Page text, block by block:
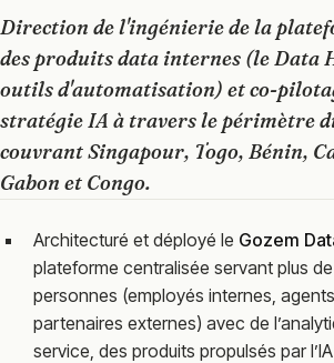
Direction de l'ingénierie de la
des produits data internes (le Data
outils d'automatisation) et co-
stratégie IA à travers le périmètre
couvrant Singapour, Togo, Bénin,
Gabon et Congo.
Architecturé et déployé le Gozem
plateforme centralisée servant plus
personnes (employés internes,
partenaires externes) avec de
service, des produits propulsés par